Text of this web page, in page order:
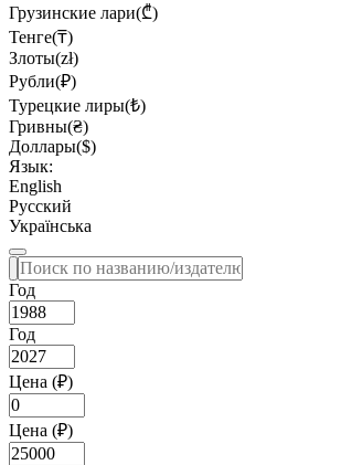
Грузинские лари(₾)
Тенге(₸)
Злоты(zł)
Рубли(₽)
Турецкие лиры(₺)
Гривны(₴)
Доллары($)
Язык:
English
Русский
Українська
Год
Год
Цена (₽)
Цена (₽)